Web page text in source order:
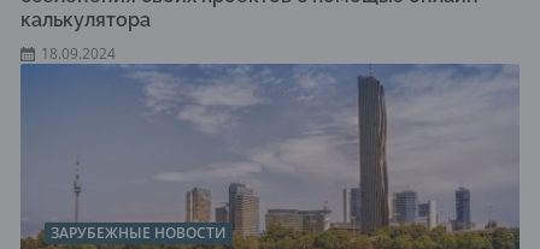
калькулятора
18.09.2024
ЗАРУБЕЖНЫЕ НОВОСТИ